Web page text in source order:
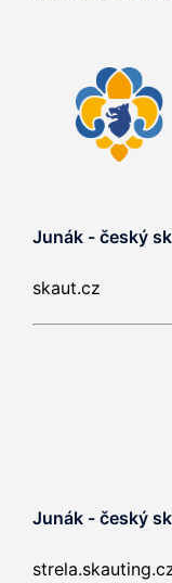
Junák - český
skaut.cz
Junák - český